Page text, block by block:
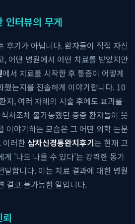
인터뷰의 무게
후기가 아닙니다. 환자들이 직접 자신
, 어떤 병원에서 어떤 치료를 받았지만
에서 치료를 시작한 후 통증이 어떻게
했는지를 진솔하게 이야기합니다. 10
자, 여러 차례의 시술 후에도 효과를
사조차 불가능했던 중증 환자들이 웃
이야기하는 모습은 그 어떤 의학 논문
이러한 삼차신경통완치후기는 현재 고
게 '나도 나을 수 있다'는 강력한 동기
달합니다. 이는 치료 결과에 대한 병원
결코 불가능한 일입니다.